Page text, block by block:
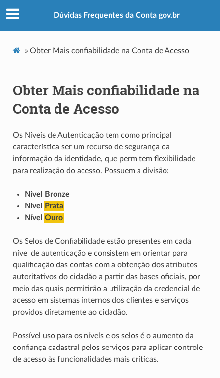
Dúvidas Frequentes da Conta gov.br
» Obter Mais confiabilidade na Conta de Acesso
Obter Mais confiabilidade na
Conta de Acesso
Os Níveis de Autenticação tem como principal
característica ser um recurso de segurança da
informação da identidade, que permitem flexibilidade
para realização do acesso. Possuem a divisão:
Nível Bronze
Nível
Prata
Nível Ouro
Os Selos de Confiabilidade estão presentes em cada
nível de autenticação e consistem em orientar para
qualificação das contas com a obtenção dos atributos
autoritativos do cidadão a partir das bases oficiais, por
meio das quais permitirão a utilização da credencial de
acesso em sistemas internos dos clientes e serviços
providos diretamente ao cidadão.
Possível uso para os nívels e os selos é o aumento da
confiança cadastral pelos serviços para aplicar controle
de acesso às funcionalidades mais críticas.